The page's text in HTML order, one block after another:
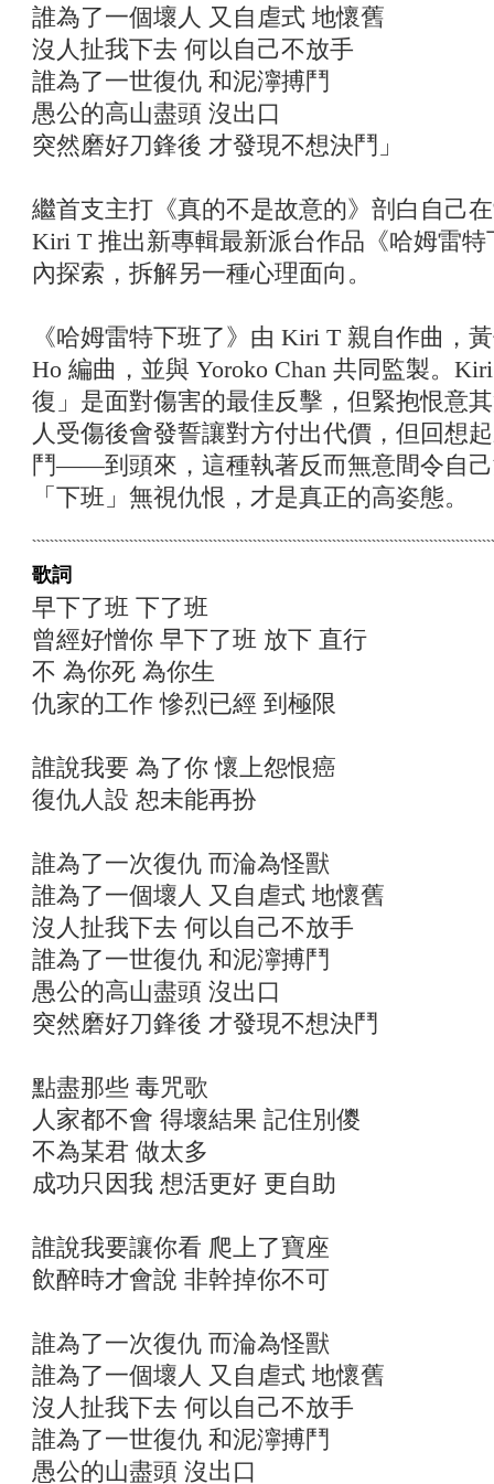
誰為了一個壞人 又自虐式 地懷舊
沒人扯我下去 何以自己不放手
誰為了一世復仇 和泥濘搏鬥
愚公的高山盡頭 沒出口
突然磨好刀鋒後 才發現不想決鬥」
繼首支主打《真的不是故意的》剖白自己
Kiri T 推出新專輯最新派台作品《哈姆雷
內探索，拆解另一種心理面向。
《哈姆雷特下班了》由 Kiri T 親自作曲，
Ho 編曲，並與 Yoroko Chan 共同監製。
復」是面對傷害的最佳反擊，但緊抱恨意
人受傷後會發誓讓對方付出代價，但回想
鬥——到頭來，這種執著反而無意間令自
「下班」無視仇恨，才是真正的高姿態。
歌詞
早下了班 下了班
曾經好憎你 早下了班 放下 直行
不 為你死 為你生
仇家的工作 慘烈已經 到極限
誰說我要 為了你 懷上怨恨癌
復仇人設 恕未能再扮
誰為了一次復仇 而淪為怪獸
誰為了一個壞人 又自虐式 地懷舊
沒人扯我下去 何以自己不放手
誰為了一世復仇 和泥濘搏鬥
愚公的高山盡頭 沒出口
突然磨好刀鋒後 才發現不想決鬥
點盡那些 毒咒歌
人家都不會 得壞結果 記住別儍
不為某君 做太多
成功只因我 想活更好 更自助
誰說我要讓你看 爬上了寶座
飲醉時才會說 非幹掉你不可
誰為了一次復仇 而淪為怪獸
誰為了一個壞人 又自虐式 地懷舊
沒人扯我下去 何以自己不放手
誰為了一世復仇 和泥濘搏鬥
愚公的山盡頭 沒出口